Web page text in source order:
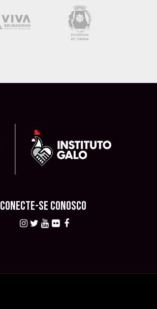
CONECTE-SE CONOSCO